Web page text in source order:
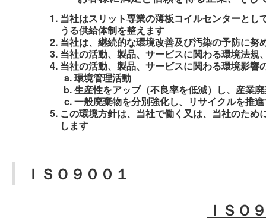
当社はスリット専業の薄板コイルセンターと
うる供給体制を整えます
当社は、継続的な環境改善及び汚染の予防に努
当社の活動、製品、サービスに関わる環境法規
当社の活動、製品、サービスに関わる環境影響
環境管理活動
生産性をアップ（不良率を低減）し、産業
一般廃棄物を分別強化し、リサイクルを推
この環境方針は、当社で働く又は、当社のた
します
ＩＳＯ９００１
ＩＳＯ